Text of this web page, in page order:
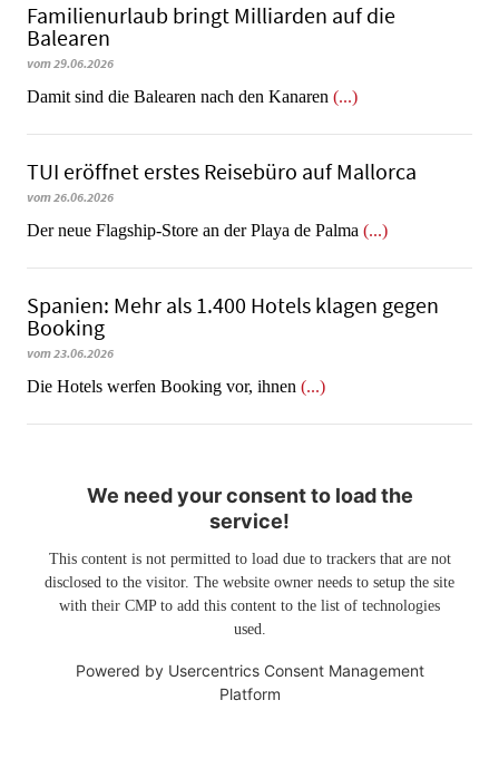
Familienurlaub bringt Milliarden auf die
Balearen
vom 29.06.2026
​​​​​​​Damit sind die Balearen nach den Kanaren (...)
TUI eröffnet erstes Reisebüro auf Mallorca
vom 26.06.2026
Der neue Flagship-Store an der Playa de Palma (...)
Spanien: Mehr als 1.400 Hotels klagen gegen
Booking
vom 23.06.2026
​​​​​​​Die Hotels werfen Booking vor, ihnen (...)
We need your consent to load the
service!
This content is not permitted to load due to trackers that are not
disclosed to the visitor. The website owner needs to setup the site
with their CMP to add this content to the list of technologies
used.
Powered by Usercentrics Consent Management
Platform